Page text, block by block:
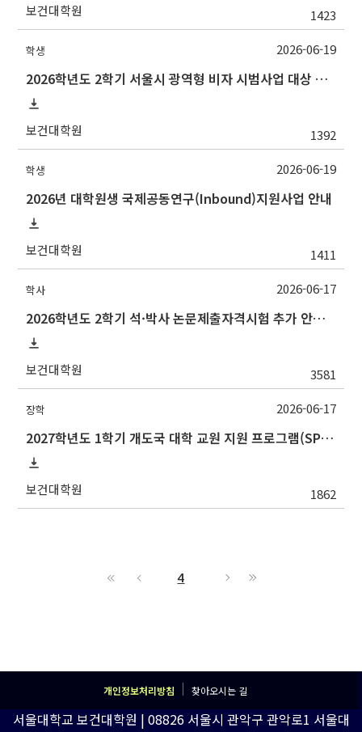
보건대학원 1423
학생
2026학년도 2학기 서울시 광역형 비자 시범사업 대상 추천 안내
보건대학원 1392
2026-06-19
학생
2026년 대학원생 국제공동연구(Inbound)지원사업 안내
보건대학원 1411
2026-06-19
학사
2026학년도 2학기 석·박사 논문제출자격시험 추가 안내(석사 시험장소 변경 등)
보건대학원 3581
2026-06-17
장학
2027학년도 1학기 개도국 대학 교원 지원 프로그램(SPF)장학생 선발 안내
보건대학원 1862
2026-06-17
4
개인정보처리방침 찾아오시는 길
서울대학교 보건대학원 | 08826 서울시 관악구 관악로1 서울대